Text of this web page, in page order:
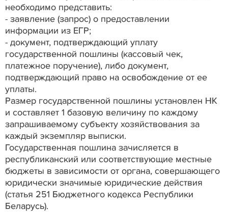
необходимо представить:
- заявление (запрос) о предоставлении
информации из ЕГР;
- документ, подтверждающий уплату
государственной пошлины (кассовый чек,
платежное поручение), либо документ,
подтверждающий право на освобождение от ее
уплаты.
Размер государственной пошлины установлен НК
и составляет 1 базовую величину по каждому
запрашиваемому субъекту хозяйствования за
каждый экземпляр выписки.
Государственная пошлина зачисляется в
республиканский или соответствующие местные
бюджеты в зависимости от органа, совершающего
юридически значимые юридические действия
(статья 251 Бюджетного кодекса Республики
Беларусь).